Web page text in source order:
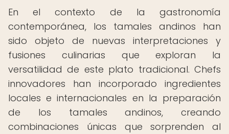
En el contexto de la gastronomía
contemporánea, los tamales andinos han
sido objeto de nuevas interpretaciones y
fusiones culinarias que exploran la
versatilidad de este plato tradicional. Chefs
innovadores han incorporado ingredientes
locales e internacionales en la preparación
de los tamales andinos, creando
combinaciones únicas que sorprenden al